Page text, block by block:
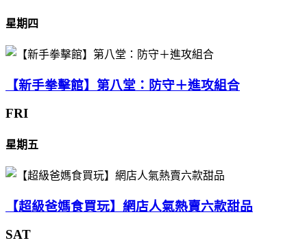
星期四
【新手拳擊館】第八堂：防守＋進攻組合
FRI
星期五
【超級爸媽食買玩】網店人氣熱賣六款甜品
SAT